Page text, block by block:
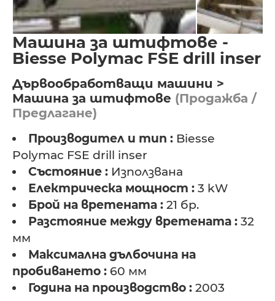
Машина за штифтове -
Biesse Polymac FSE drill inser
Дървообработващи машини >
Машина за штифтове (Продажба /
Предлагане)
Производител и тип : Biesse
Polymac FSE drill inser
Състояние : Използвана
Електрическа мощност : 3 kW
Брой на вретената : 21 бр.
Разстояние между вретената : 32
мм
Максимална дълбочина на
пробиването : 60 мм
Година на производство : 2003